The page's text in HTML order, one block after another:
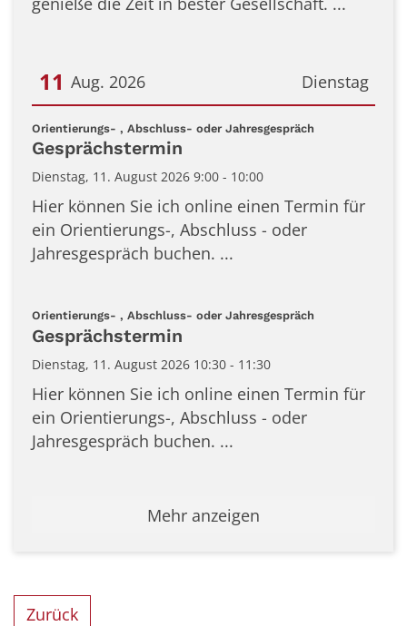
Dienstag
11 Aug. 2026
Datum: 11. August 2026
Orientierungs- , Abschluss- oder Jahresgespräch
Gesprächstermin
Dienstag, 11. August 2026 9:00 - 10:00
Hier können Sie ich online einen Termin für
ein Orientierungs-, Abschluss - oder
Jahresgespräch buchen. ...
Orientierungs- , Abschluss- oder Jahresgespräch
Gesprächstermin
Dienstag, 11. August 2026 10:30 - 11:30
Hier können Sie ich online einen Termin für
ein Orientierungs-, Abschluss - oder
Jahresgespräch buchen. ...
Mehr anzeigen
Zurück